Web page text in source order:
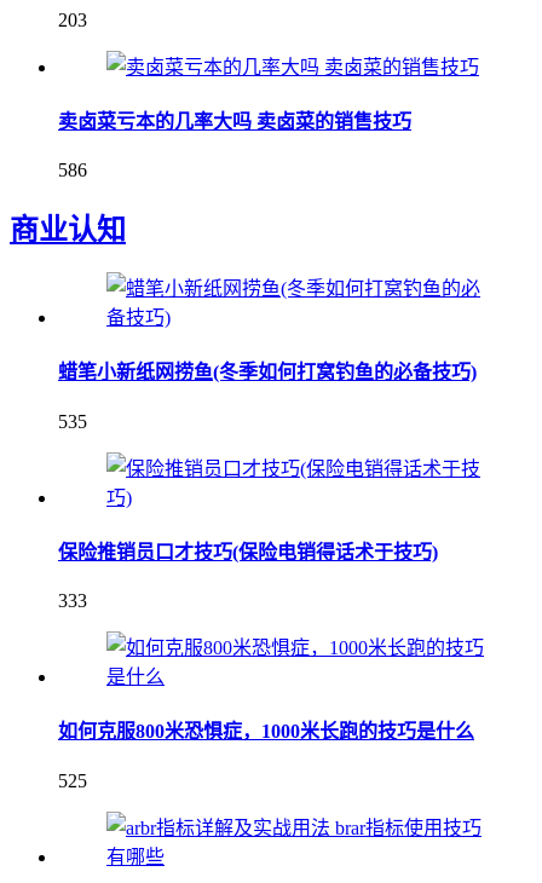
203
卖卤菜亏本的几率大吗 卖卤菜的销售技巧
586
商业认知
蜡笔小新纸网捞鱼(冬季如何打窝钓鱼的必备技巧)
535
保险推销员口才技巧(保险电销得话术于技巧)
333
如何克服800米恐惧症，1000米长跑的技巧是什么
525